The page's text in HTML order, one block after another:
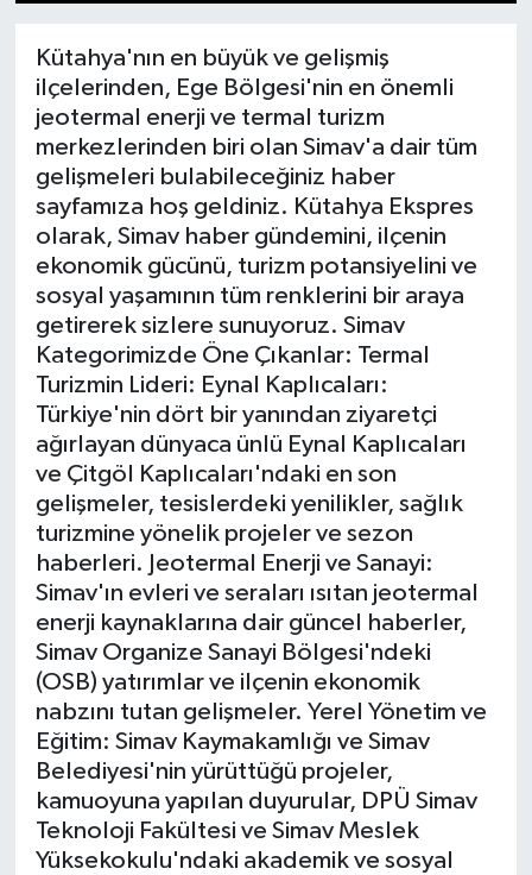
Kütahya'nın en büyük ve gelişmiş
ilçelerinden, Ege Bölgesi'nin en önemli
jeotermal enerji ve termal turizm
merkezlerinden biri olan Simav'a dair tüm
gelişmeleri bulabileceğiniz haber
sayfamıza hoş geldiniz. Kütahya Ekspres
olarak, Simav haber gündemini, ilçenin
ekonomik gücünü, turizm potansiyelini ve
sosyal yaşamının tüm renklerini bir araya
getirerek sizlere sunuyoruz. Simav
Kategorimizde Öne Çıkanlar: Termal
Turizmin Lideri: Eynal Kaplıcaları:
Türkiye'nin dört bir yanından ziyaretçi
ağırlayan dünyaca ünlü Eynal Kaplıcaları
ve Çitgöl Kaplıcaları'ndaki en son
gelişmeler, tesislerdeki yenilikler, sağlık
turizmine yönelik projeler ve sezon
haberleri. Jeotermal Enerji ve Sanayi:
Simav'ın evleri ve seraları ısıtan jeotermal
enerji kaynaklarına dair güncel haberler,
Simav Organize Sanayi Bölgesi'ndeki
(OSB) yatırımlar ve ilçenin ekonomik
nabzını tutan gelişmeler. Yerel Yönetim ve
Eğitim: Simav Kaymakamlığı ve Simav
Belediyesi'nin yürüttüğü projeler,
kamuoyuna yapılan duyurular, DPÜ Simav
Teknoloji Fakültesi ve Simav Meslek
Yüksekokulu'ndaki akademik ve sosyal
Ekonomi
Emet
Foto Galeri
Gediz
Genel
Gündem
Hisarcık
İlçeler
Köşe Yazıları
Kültür Sanat
Kütahya
Magazin